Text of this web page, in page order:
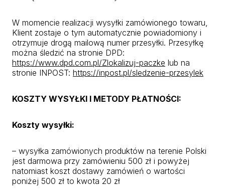
W momencie realizacji wysyłki zamówionego towaru,
Klient zostaje o tym automatycznie powiadomiony i
otrzymuje drogą mailową numer przesyłki. Przesyłkę
można śledzić na stronie DPD:
https://www.dpd.com.pl/Zlokalizuj-paczke lub na
stronie INPOST: https://inpost.pl/sledzenie-przesylek
KOSZTY WYSYŁKI I METODY PŁATNOŚCI:
Koszty wysyłki:
– wysyłka zamówionych produktów na terenie Polski
jest darmowa przy zamówieniu 500 zł i powyżej
natomiast koszt dostawy zamówień o wartości
poniżej 500 zł to kwota 20 zł